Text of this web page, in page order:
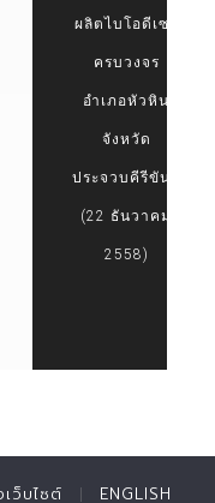
ผลิตไบโอดีเซล
ครบวงจร
อำเภอหัวหิน
จังหวัด
ประจวบคีรีขันธ์
(22 ธันวาคม
2558)
ว็บไซต์ ENGLISH